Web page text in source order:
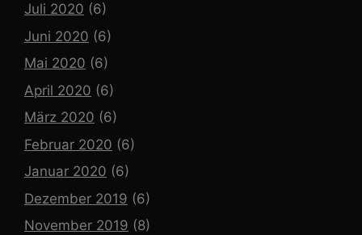
Juli 2020 (6)
Juni 2020 (6)
Mai 2020 (6)
April 2020 (6)
März 2020 (6)
Februar 2020 (6)
Januar 2020 (6)
Dezember 2019 (6)
November 2019 (8)